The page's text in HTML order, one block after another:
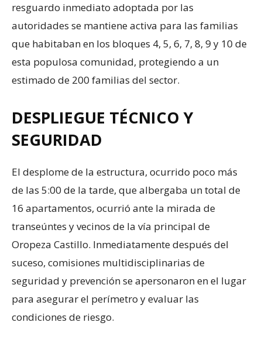
resguardo inmediato adoptada por las
autoridades se mantiene activa para las familias
que habitaban en los bloques 4, 5, 6, 7, 8, 9 y 10 de
esta populosa comunidad, protegiendo a un
estimado de 200 familias del sector.
DESPLIEGUE TÉCNICO Y
SEGURIDAD
El desplome de la estructura, ocurrido poco más
de las 5:00 de la tarde, que albergaba un total de
16 apartamentos, ocurrió ante la mirada de
transeúntes y vecinos de la vía principal de
Oropeza Castillo. Inmediatamente después del
suceso, comisiones multidisciplinarias de
seguridad y prevención se apersonaron en el lugar
para asegurar el perímetro y evaluar las
condiciones de riesgo.